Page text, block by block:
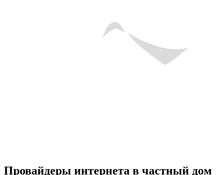
Провайдеры интернета в частный дом